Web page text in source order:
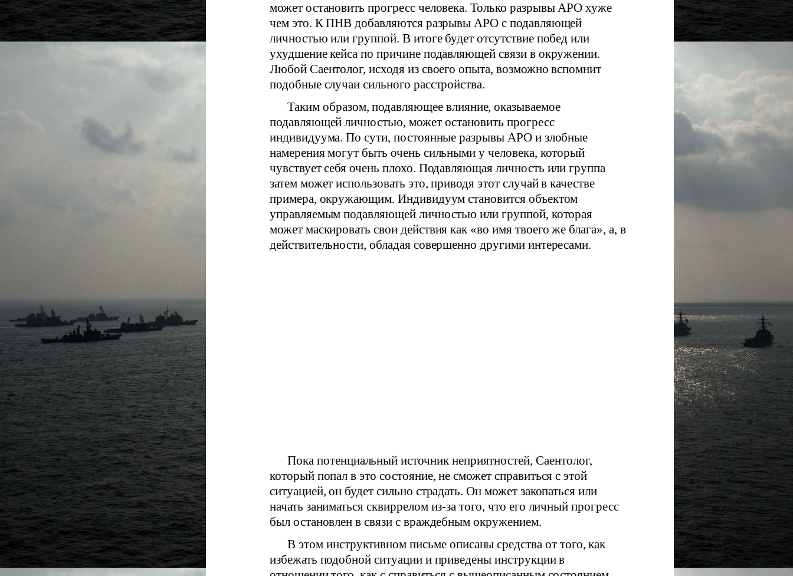
может остановить прогресс человека. Только разрывы АРО хуже
чем это. К ПНВ добавляются разрывы АРО с подавляющей
личностью или группой. В итоге будет отсутствие побед или
ухудшение кейса по причине подавляющей связи в окружении.
Любой Саентолог, исходя из своего опыта, возможно вспомнит
подобные случаи сильного расстройства.
Таким образом, подавляющее влияние, оказываемое
подавляющей личностью, может остановить прогресс
индивидуума. По сути, постоянные разрывы АРО и злобные
намерения могут быть очень сильными у человека, который
чувствует себя очень плохо. Подавляющая личность или группа
затем может использовать это, приводя этот случай в качестве
примера, окружающим. Индивидуум становится объектом
управляемым подавляющей личностью или группой, которая
может маскировать свои действия как «во имя твоего же блага», а, в
действительности, обладая совершенно другими интересами.
Пока потенциальный источник неприятностей, Саентолог,
который попал в это состояние, не сможет справиться с этой
ситуацией, он будет сильно страдать. Он может закопаться или
начать заниматься сквиррелом из-за того, что его личный прогресс
был остановлен в связи с враждебным окружением.
В этом инструктивном письме описаны средства от того, как
избежать подобной ситуации и приведены инструкции в